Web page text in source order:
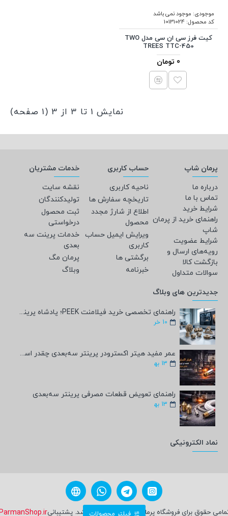
موجودی: موجود نمی باشد
کد محصول:10131024
کیت فرز سی ان سی مدل TWO
TREES TTC-450
0 تومان
نمایش 1 تا 3 از 3 (1 صفحه)
پرمان شاپ
درباره ما
تماس با ما
شرایط خرید
راهنمای خرید از پرمان
شاپ
شرایط عضویت
رویه‌های ارسال و
بازگشت کالا
سوالات متداول
حساب کاربری
ناحیه کاربری
تاریخچه سفارش ها
اطلاع از شارژ مجدد
محصول
ویرایش ایمیل حساب
کاربری
برگشتی ها
خبرنامه
خدمات مشتریان
نقشه سایت
تولیدکنندگان
ثبت محصول
درخواستی
خدمات پرینت سه
بعدی
پرمان مگ
وبلاگ
جدیدترین های وبلاگ
راهنمای تخصصی خرید فیلامنت PEEK؛ پادشاه پرینت سه‌بعدی صنعتی و پزشکی + مشخصات فنی
10 خر
عمر مفید هیتر اکسترودر پرینتر سه‌بعدی چقدر است؟
13 به‍
راهنمای تعویض قطعات مصرفی پرینتر سه‌بعدی
13 به‍
نماد الکترونیکی
حقوق برای فروشگاه پرمان شاپ محفوظ می باشد. پشتیبانی
فیلتر محصولات